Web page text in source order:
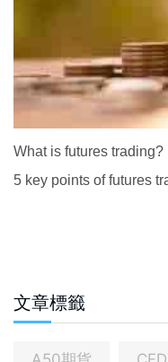
What is futures
5 key points of futures
文章標籤